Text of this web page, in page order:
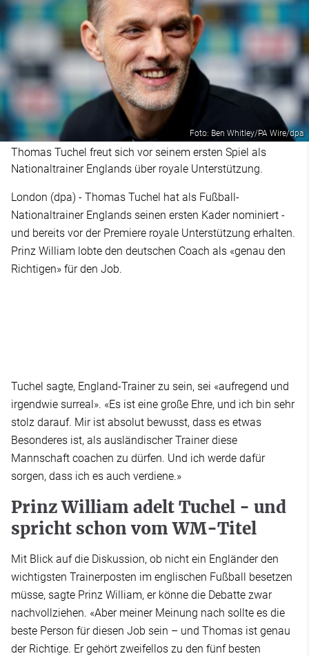
Foto: Ben Whitley/PA Wire/dpa
Thomas Tuchel freut sich vor seinem ersten Spiel als
Nationaltrainer Englands über royale Unterstützung.
London (dpa) - Thomas Tuchel hat als Fußball-
Nationaltrainer Englands seinen ersten Kader nominiert -
und bereits vor der Premiere royale Unterstützung erhalten.
Prinz William lobte den deutschen Coach als «genau den
Richtigen» für den Job.
Tuchel sagte, England-Trainer zu sein, sei «aufregend und
irgendwie surreal». «Es ist eine große Ehre, und ich bin sehr
stolz darauf. Mir ist absolut bewusst, dass es etwas
Besonderes ist, als ausländischer Trainer diese
Mannschaft coachen zu dürfen. Und ich werde dafür
sorgen, dass ich es auch verdiene.»
Prinz William adelt Tuchel - und
spricht schon vom WM-Titel
Mit Blick auf die Diskussion, ob nicht ein Engländer den
wichtigsten Trainerposten im englischen Fußball besetzen
müsse, sagte Prinz William, er könne die Debatte zwar
nachvollziehen. «Aber meiner Meinung nach sollte es die
beste Person für diesen Job sein – und Thomas ist genau
der Richtige. Er gehört zweifellos zu den fünf besten